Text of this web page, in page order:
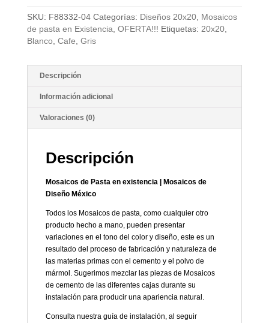
SKU: F88332-04 Categorías: Diseños 20x20, Mosaicos
de pasta en Existencia OFERTA!!! Etiquetas: 20x20,
Blanco Cafe Gris
Descripción
Información adicional
Valoraciones (0)
Descripción
Mosaicos de Pasta en existencia | Mosaicos de
Diseño México
Todos los Mosaicos de pasta, como cualquier otro
producto hecho a mano, pueden presentar
variaciones en el tono del color y diseño, este es un
resultado del proceso de fabricación y naturaleza de
las materias primas con el cemento y el polvo de
mármol. Sugerimos mezclar las piezas de Mosaicos
de cemento de las diferentes cajas durante su
instalación para producir una apariencia natural.
Consulta nuestra guía de instalación, al seguir